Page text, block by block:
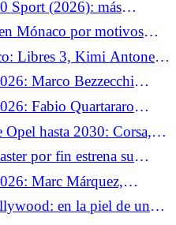
Sport (2026): más
Lotus puro
Mónaco por motivos
Libres 3, Kimi Antonelli
las clasificaciones
Marco Bezzecchi
en Mugello
Fabio Quartararo
estará en desventaja en
Opel hasta 2030: Corsa,
Leapmotor en el
por fin estrena su
Marc Márquez,
a subirse a la Ducati
en la piel de un